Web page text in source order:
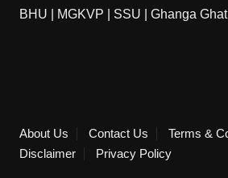
BHU MGKVP SSU Ghanga Ghat
About Us Contact Us
Terms &
Disclaimer
Privacy Policy